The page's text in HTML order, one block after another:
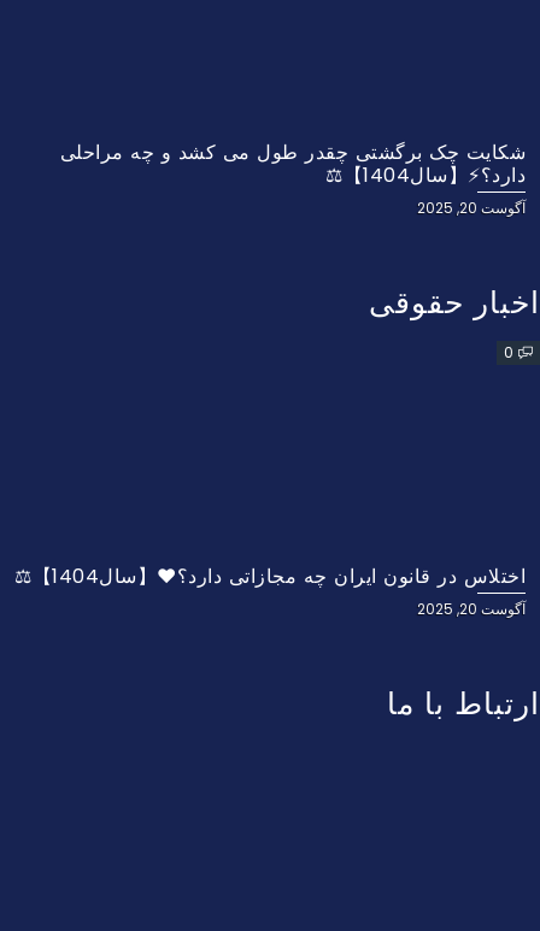
شکایت چک برگشتی چقدر طول می کشد و چه مراحلی
دارد؟⚡【سال1404】⚖️
آگوست 20, 2025
اخبار حقوقی
0
اختلاس در قانون ایران چه مجازاتی دارد؟❤️【سال1404】⚖️
آگوست 20, 2025
ارتباط با ما